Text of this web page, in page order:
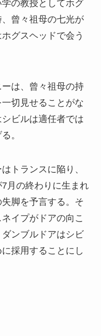
の教授としてホグ
曾々祖母の七光が
グスヘッドで会う
は、曾々祖母の持
切見せることがな
ビルは適任者では
。
トランスに陥り、
7月の終わりに生まれ
脚を予言する。そ
イプがドアの向こ
ンブルドアはシビ
採用することにし